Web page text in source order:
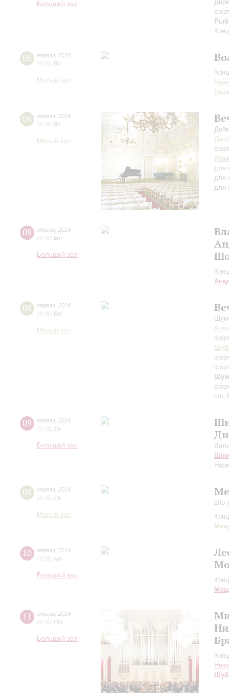
Большой зал
06 апреля 2014
15:00 Вс
Малый зал
06 апреля 2014
19:00 Вс
Малый зал
Изаи
для
для
для
08 апреля 2014
19:00 Вт
Большой зал
08 апреля 2014
19:00 Вт
Малый зал
09 апреля 2014
20:00 Ср
Большой зал
09 апреля 2014
19:00 Ср
Малый зал
205
10 апреля 2014
19:00 Чт
Большой зал
11 апреля 2014
19:00 Пт
Большой зал